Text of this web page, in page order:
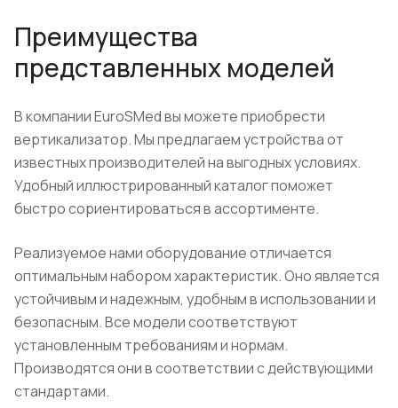
Преимущества
представленных моделей
В компании EuroSMed вы можете приобрести
вертикализатор. Мы предлагаем устройства от
известных производителей на выгодных условиях.
Удобный иллюстрированный каталог поможет
быстро сориентироваться в ассортименте.
Реализуемое нами оборудование отличается
оптимальным набором характеристик. Оно является
устойчивым и надежным, удобным в использовании и
безопасным. Все модели соответствуют
установленным требованиям и нормам.
Производятся они в соответствии с действующими
стандартами.